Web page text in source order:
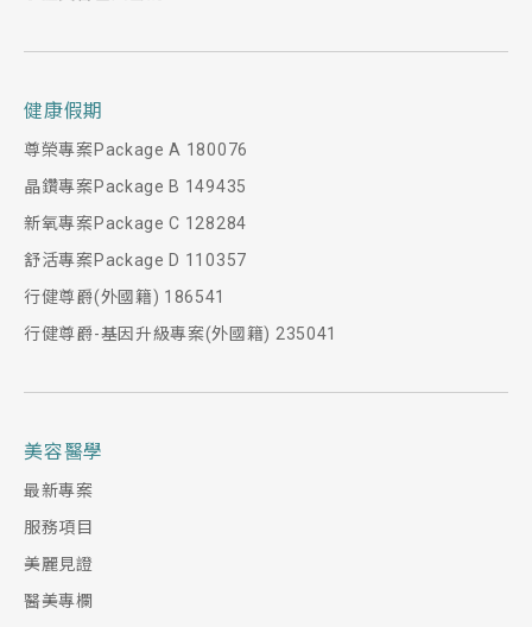
健康假期
尊榮專案Package A 180076
晶鑽專案Package B 149435
新氧專案Package C 128284
舒活專案Package D 110357
行健尊爵(外國籍) 186541
行健尊爵-基因升級專案(外國籍) 235041
美容醫學
最新專案
服務項目
美麗見證
醫美專欄